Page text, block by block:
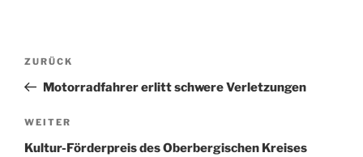
Beitragsnavigation
Vorheriger
Beitrag
ZURÜCK
Motorradfahrer erlitt schwere Verletzungen
Nächster
Beitrag
WEITER
Kultur-Förderpreis des Oberbergischen Kreises